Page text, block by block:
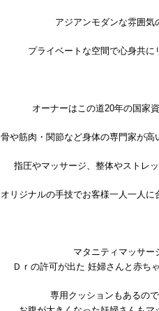
アジアンモダンな雰囲気
プライベートな空間で心身共
オーナーはこの道20年の国家
骨や筋肉・関節など身体の専門家が
指圧やマッサージ、整体やストレ
オリジナルの手技でお客様一人一人
マタニティマッサー
Ｄｒの許可が出た 妊婦さんと赤ち
専用クッションもあるの